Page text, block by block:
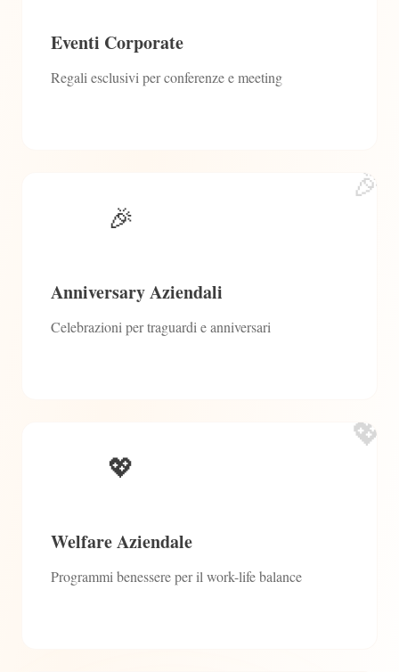
Eventi Corporate
Regali esclusivi per conferenze e meeting
🎉
🎉
Anniversary Aziendali
Celebrazioni per traguardi e anniversari
💖
💖
Welfare Aziendale
Programmi benessere per il work-life balance